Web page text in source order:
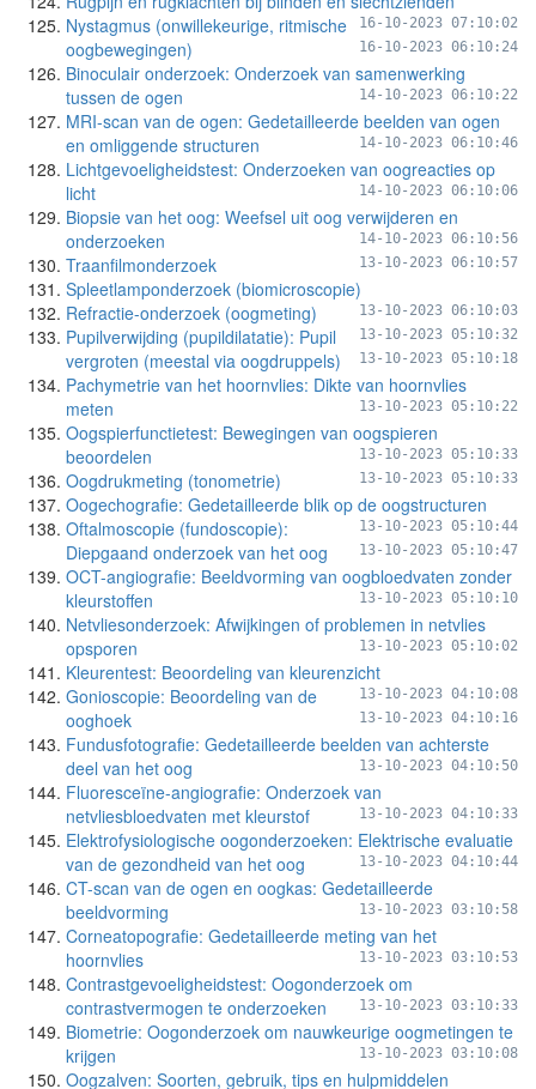
16-10-2023 07:10:02
Nystagmus (onwillekeurige, ritmische
oogbewegingen)
16-10-2023 06:10:24
Binoculair onderzoek: Onderzoek van samenwerking
tussen de ogen
14-10-2023 06:10:22
MRI-scan van de ogen: Gedetailleerde beelden van ogen
en omliggende structuren
14-10-2023 06:10:46
Lichtgevoeligheidstest: Onderzoeken van oogreacties op
licht
14-10-2023 06:10:06
Biopsie van het oog: Weefsel uit oog verwijderen en
onderzoeken
14-10-2023 06:10:56
Traanfilmonderzoek 13-10-2023 06:10:57
Spleetlamponderzoek (biomicroscopie)
13-10-2023 06:10:03
Refractie-onderzoek (oogmeting)
13-10-2023 05:10:32
Pupilverwijding (pupildilatatie): Pupil
vergroten (meestal via oogdruppels)
13-10-2023 05:10:18
Pachymetrie van het hoornvlies: Dikte van hoornvlies
meten
13-10-2023 05:10:22
Oogspierfunctietest: Bewegingen van oogspieren
beoordelen
13-10-2023 05:10:33
Oogdrukmeting (tonometrie) 13-10-2023 05:10:33
Oogechografie: Gedetailleerde blik op de oogstructuren
13-10-2023 05:10:44
Oftalmoscopie (fundoscopie):
Diepgaand onderzoek van het oog
13-10-2023 05:10:47
OCT-angiografie: Beeldvorming van oogbloedvaten zonder
kleurstoffen
13-10-2023 05:10:10
Netvliesonderzoek: Afwijkingen of problemen in netvlies
opsporen
13-10-2023 05:10:02
Kleurentest: Beoordeling van kleurenzicht
13-10-2023 04:10:08
Gonioscopie: Beoordeling van de
ooghoek
13-10-2023 04:10:16
Fundusfotografie: Gedetailleerde beelden van achterste
deel van het oog
13-10-2023 04:10:50
Fluoresceïne-angiografie: Onderzoek van
netvliesbloedvaten met kleurstof
13-10-2023 04:10:33
Elektrofysiologische oogonderzoeken: Elektrische evaluatie
van de gezondheid van het oog
13-10-2023 04:10:44
CT-scan van de ogen en oogkas: Gedetailleerde
beeldvorming
13-10-2023 03:10:58
Corneatopografie: Gedetailleerde meting van het
hoornvlies
13-10-2023 03:10:53
Contrastgevoeligheidstest: Oogonderzoek om
contrastvermogen te onderzoeken
13-10-2023 03:10:33
Biometrie: Oogonderzoek om nauwkeurige oogmetingen te
krijgen
13-10-2023 03:10:08
Oogzalven: Soorten, gebruik, tips en hulpmiddelen